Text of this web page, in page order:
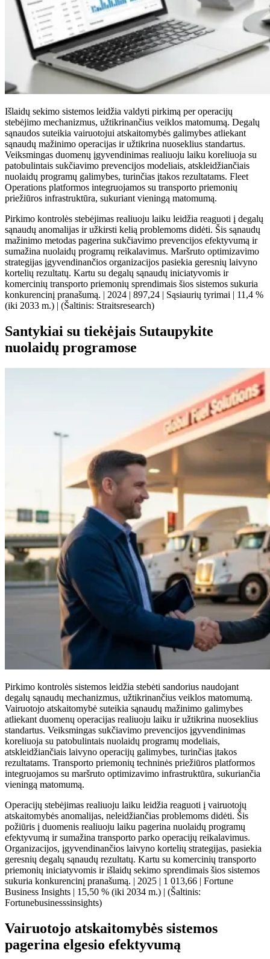
Išlaidų sekimo sistemos leidžia valdyti pirkimą per operacijų
stebėjimo mechanizmus, užtikrinančius veiklos matomumą. Degalų
sąnaudos suteikia vairuotojui atskaitomybės galimybes atliekant
sąnaudų mažinimo operacijas ir užtikrina nuoseklius standartus.
Veiksmingas duomenų įgyvendinimas realiuoju laiku koreliuoja su
patobulintais sukčiavimo prevencijos modeliais, atskleidžiančiais
nuolaidų programų galimybes, turinčias įtakos rezultatams. Fleet
Operations platformos integruojamos su transporto priemonių
priežiūros infrastruktūra, sukuriant vieningą matomumą.
Pirkimo kontrolės stebėjimas realiuoju laiku leidžia reaguoti į degalų
sąnaudų anomalijas ir užkirsti kelią problemoms didėti. Šis sąnaudų
mažinimo metodas pagerina sukčiavimo prevencijos efektyvumą ir
sumažina nuolaidų programų reikalavimus. Maršruto optimizavimo
strategijas įgyvendinančios organizacijos pasiekia geresnių laivyno
kortelių rezultatų. Kartu su degalų sąnaudų iniciatyvomis ir
komercinių transporto priemonių sprendimais šios sistemos sukuria
konkurencinį pranašumą. | 2024 | 897,24 | Sąsiaurių tyrimai | 11,4 %
(iki 2033 m.) | (Šaltinis: Straitsresearch)
Santykiai su tiekėjais Sutaupykite
nuolaidų programose
Pirkimo kontrolės sistemos leidžia stebėti sandorius naudojant
degalų sąnaudų mechanizmus, užtikrinančius veiklos matomumą.
Vairuotojo atskaitomybė suteikia sąnaudų mažinimo galimybes
atliekant duomenų operacijas realiuoju laiku ir užtikrina nuoseklius
standartus. Veiksmingas sukčiavimo prevencijos įgyvendinimas
koreliuoja su patobulintais nuolaidų programų modeliais,
atskleidžiančiais laivyno operacijų galimybes, turinčias įtakos
rezultatams. Transporto priemonių techninės priežiūros platformos
integruojamos su maršruto optimizavimo infrastruktūra, sukuriančia
vieningą matomumą.
Operacijų stebėjimas realiuoju laiku leidžia reaguoti į vairuotojų
atskaitomybės anomalijas, neleidžiančias problemoms didėti. Šis
požiūris į duomenis realiuoju laiku pagerina nuolaidų programų
efektyvumą ir sumažina transporto parko operacijų reikalavimus.
Organizacijos, įgyvendinančios laivyno kortelių strategijas, pasiekia
geresnių degalų sąnaudų rezultatų. Kartu su komercinių transporto
priemonių iniciatyvomis ir išlaidų sekimo sprendimais šios sistemos
sukuria konkurencinį pranašumą. | 2025 | 1 013,66 | Fortune
Business Insights | 15,50 % (iki 2034 m.) | (Šaltinis:
Fortunebusinesssinsights)
Vairuotojo atskaitomybės sistemos
pagerina elgesio efektyvumą